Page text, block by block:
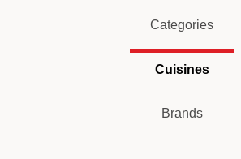
Categories
Cuisines
Brands